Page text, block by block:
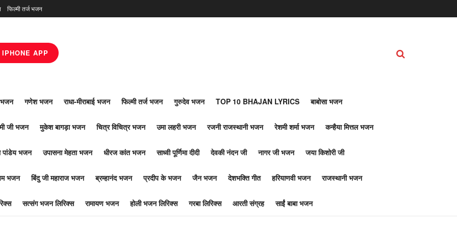
फिल्मी तर्ज भजन
IPHONE APP
भजन गणेश भजन राधा-मीराबाई भजन फिल्मी तर्ज भजन गुरुदेव भजन TOP 10 BHAJAN LYRICS बाबोसा भजन
जी भजन मुकेश बागड़ा भजन चित्र विचित्र भजन उमा लहरी भजन रजनी राजस्थानी भजन रेशमी शर्मा भजन कन्हैया मित्तल भजन
पांडेय भजन उपासना मेहता भजन धीरज कांत भजन साध्वी पूर्णिमा दीदी देवकी नंदन जी नागर जी भजन जया किशोरी जी
भजन बिंदु जी महाराज भजन ब्रम्हानंद भजन प्रदीप के भजन जैन भजन देशभक्ति गीत हरियाणवी भजन राजस्थानी भजन
सत्संग भजन लिरिक्स रामायण भजन होली भजन लिरिक्स गरबा लिरिक्स आरती संग्रह साईं बाबा भजन